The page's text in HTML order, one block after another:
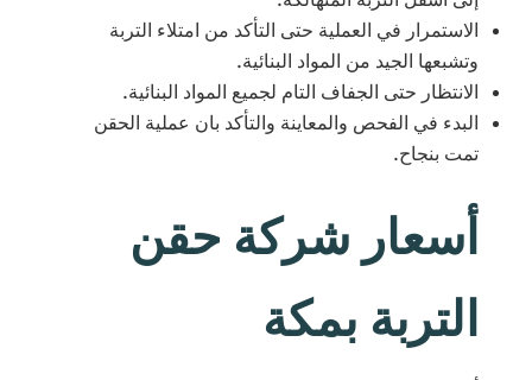
الاستمرار في العملية حتى التأكد من امتلاء التربة
وتشبعها الجيد من المواد البنائية.
الانتظار حتى الجفاف التام لجميع المواد البنائية.
البدء في الفحص والمعاينة والتأكد بان عملية الحقن
تمت بنجاح.
أسعار شركة حقن
التربة بمكة